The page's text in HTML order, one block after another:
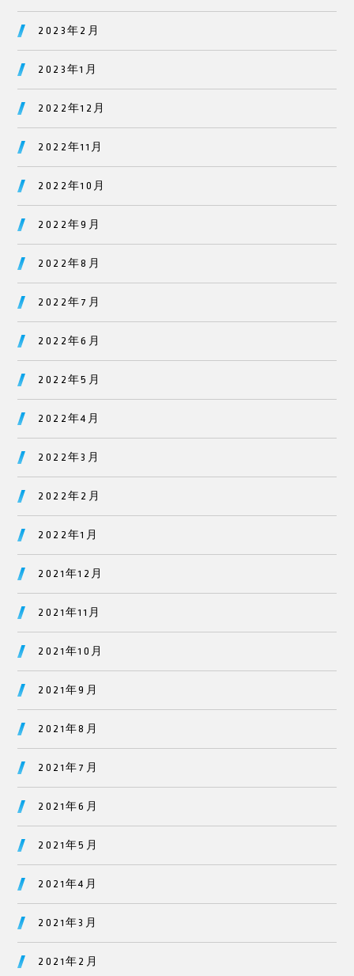
2023年2月
2023年1月
2022年12月
2022年11月
2022年10月
2022年9月
2022年8月
2022年7月
2022年6月
2022年5月
2022年4月
2022年3月
2022年2月
2022年1月
2021年12月
2021年11月
2021年10月
2021年9月
2021年8月
2021年7月
2021年6月
2021年5月
2021年4月
2021年3月
2021年2月